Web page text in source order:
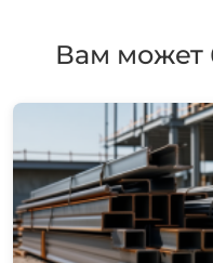
Вам может